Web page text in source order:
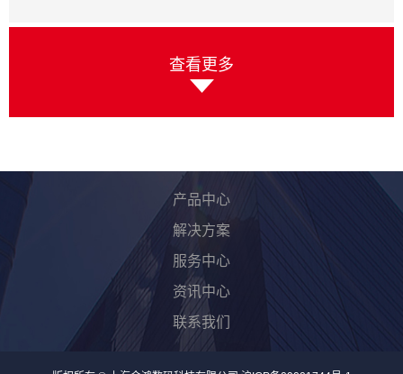
查看更多
产品中心
解决方案
服务中心
资讯中心
联系我们